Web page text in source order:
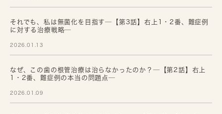
それでも、私は無菌化を目指す─【第3話】右上1・2番、難症例
に対する治療戦略─
2026.01.13
なぜ、この歯の根管治療は治らなかったのか？─【第2話】右上
1・2番、難症例の本当の問題点─
2026.01.09